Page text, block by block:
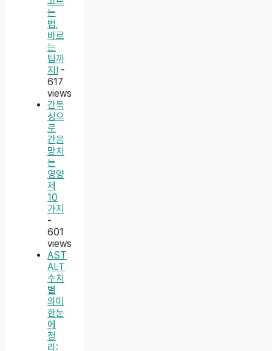
는
법,
바르
는
팁까
지! -
617
views
간독
성으
로
간을
망치
는
영양
제
10
가지
-
601
views
AST
ALT
수치
별
의미
한눈
에
정
리: